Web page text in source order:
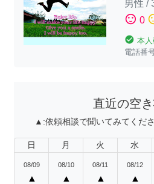
男性 /
sentiment_satisfied 0
check_circle 本
電話番
直近の空
▲:依頼相談で聞いてみてくだ
日 月 火 水
08/09
▲
08/10
▲
08/11
▲
08/12
▲